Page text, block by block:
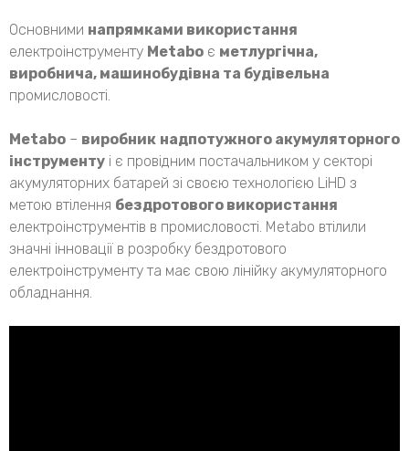
Основними напрямками використання
електроінструменту Metabo є метлургічна,
виробнича, машинобудівна та будівельна
промисловості.
Metabo – виробник надпотужного акумуляторного
інструменту і є провідним постачальником у секторі
акумуляторних батарей зі своєю технологією LiHD з
метою втілення бездротового використання
електроінструментів в промисловості. Metabo втілили
значні інновації в розробку бездротового
електроінструменту та має свою лінійку акумуляторного
обладнання.